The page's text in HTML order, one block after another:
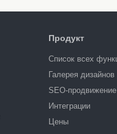
Продукт
Список всех
Галерея дизайнов
SEO-продвижение
Интеграции
Цены